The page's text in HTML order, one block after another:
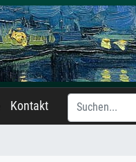
Kontakt